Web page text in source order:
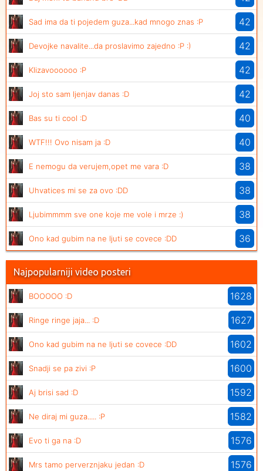
Sad ima da ti pojedem guza...kad mnogo znas :P 42
Devojke navalite...da proslavimo zajedno :P :) 42
Klizavoooooo :P 42
Joj sto sam ljenjav danas :D 42
Bas su ti cool :D 40
WTF!!! Ovo nisam ja :D 40
E nemogu da verujem,opet me vara :D 38
Uhvatices mi se za ovo :DD 38
Ljubimmmm sve one koje me vole i mrze :) 38
Ono kad gubim na ne ljuti se covece :DD 36
Najpopularniji video posteri
BOOOOO :D 1628
Ringe ringe jaja... :D 1627
Ono kad gubim na ne ljuti se covece :DD 1602
Snadji se pa zivi :P 1600
Aj brisi sad :D 1592
Ne diraj mi guza..... :P 1582
Evo ti ga na :D 1576
Mrs tamo perverznjaku jedan :D 1576